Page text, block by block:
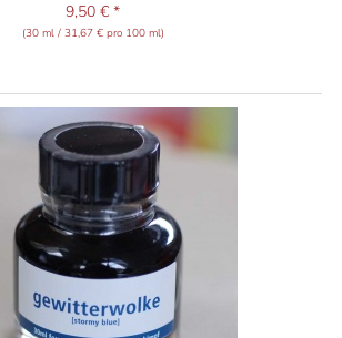
9,50 € *
(30 ml / 31,67 € pro 100 ml)